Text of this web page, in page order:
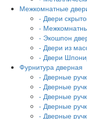
Межкомнатные
- Двери
-
- Экошпон
- Двери из
- Двери
Фурнитура дверная
- Дверные
- Дверные
- Дверные
- Дверные
- Дверные